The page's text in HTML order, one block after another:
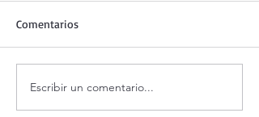
Oración de la mañana. 8 de
agosto.
Comentarios
Escribir un comentario...